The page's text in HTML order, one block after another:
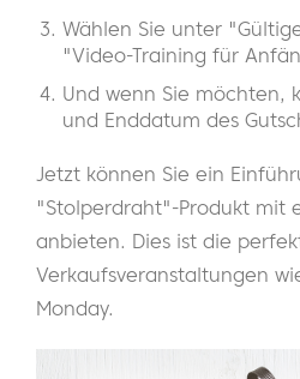
Wählen Sie unter
"Video-Training für
Und wenn Sie möchten,
und Enddatum des
Jetzt können Sie ein
"Stolperdraht"-Produkt mit
anbieten. Dies ist die
Verkaufsveranstaltungen
Monday.